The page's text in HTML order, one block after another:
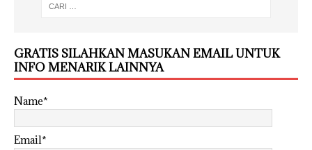
GRATIS SILAHKAN MASUKAN EMAIL UNTUK
INFO MENARIK LAINNYA
Name*
Email*